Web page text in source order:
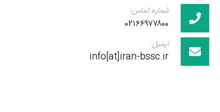
شماره تماس:
۰۲۱۶۶۹۷۷۸۰۰
ایمیل:
info[at]iran-bssc.ir